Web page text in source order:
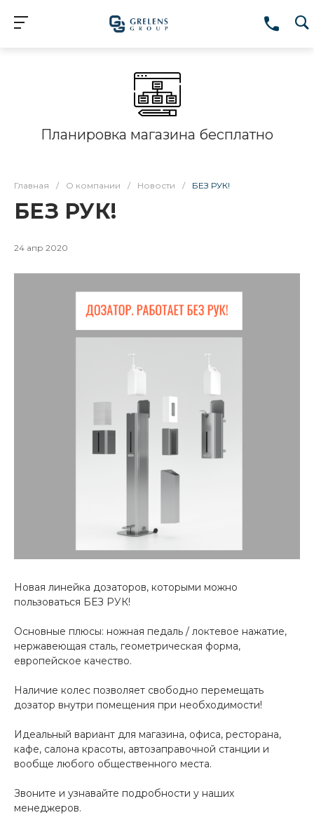
Планировка магазина бесплатно
Главная / О компании / Новости / БЕЗ РУК!
БЕЗ РУК!
24 апр 2020
Новая линейка дозаторов, которыми можно
пользоваться БЕЗ РУК!
Основные плюсы: ножная педаль / локтевое нажатие,
нержавеющая сталь, геометрическая форма,
европейское качество.
Наличие колес позволяет свободно перемещать
дозатор внутри помещения при необходимости!
Идеальный вариант для магазина, офиса, ресторана,
кафе, салона красоты, автозаправочной станции и
вообще любого общественного места.
Звоните и узнавайте подробности у наших
менеджеров.